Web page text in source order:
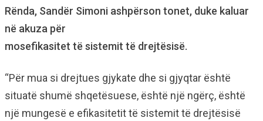
Rënda, Sandër Simoni ashpërson tonet, duke kaluar
në akuza për
mosefikasitet të sistemit të drejtësisë.
“Për mua si drejtues gjykate dhe si gjyqtar është
situatë shumë shqetësuese, është një ngërç, është
një mungesë e efikasitetit të sistemit të drejtësisë